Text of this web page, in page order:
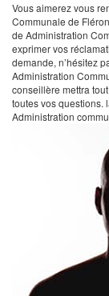
Vous aimerez vous
Communale de
de Administration
exprimer vos
demande, n’hésitez
Administration
conseillère mettra
toutes vos questions.
Administration